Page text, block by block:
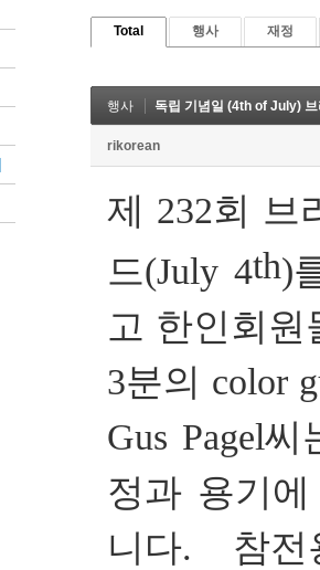
Total 행사 재정
행사 독립 기념일 (4th of July)
rikorean
제 232회 브
드(July 4th)
고 한인회
3분의 color
Gus Pagel씨
정과 용기
니다.
참